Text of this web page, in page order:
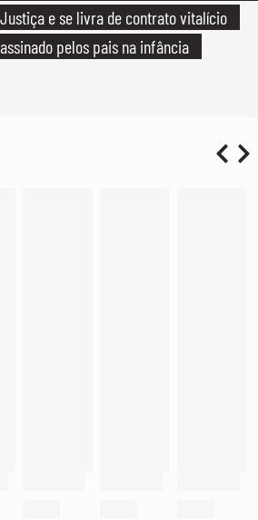
Justiça e se livra de contrato vitalício
assinado pelos pais na infância